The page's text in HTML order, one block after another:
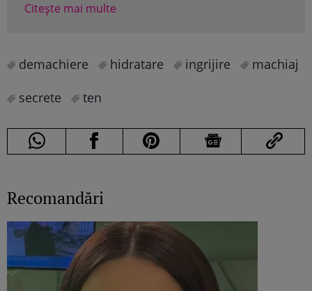
Citește mai multe
demachiere hidratare ingrijire
machiaj
secrete
ten
Recomandări